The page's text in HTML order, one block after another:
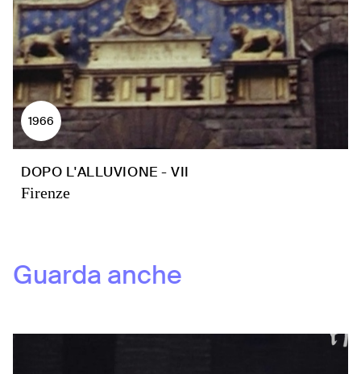
1966
DOPO L'ALLUVIONE - VII
Firenze
Guarda anche